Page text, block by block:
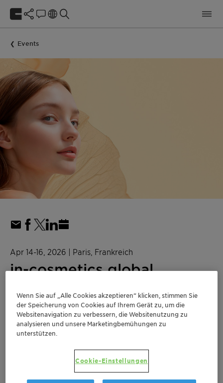
Events
Apr 14-16, 2026 | Paris, Frankreich
in-cosmetics global
Personal Care
Paris Expo Porte de Versailles
Wenn Sie auf „Alle Cookies akzeptieren“ klicken, stimmen Sie
der Speicherung von Cookies auf Ihrem Gerät zu, um die
Websitenavigation zu verbessern, die Websitenutzung zu
analysieren und unsere Marketingbemühungen zu
unterstützen.
Cookie-Einstellungen